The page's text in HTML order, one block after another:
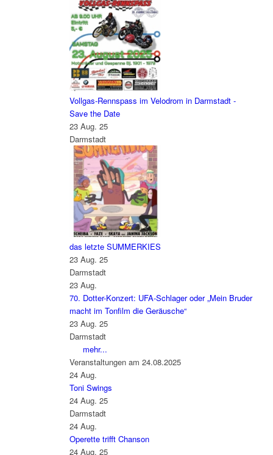
Vollgas-Rennspass im Velodrom in Darmstadt -
Save the Date
23 Aug. 25
Darmstadt
das letzte SUMMERKIES
23 Aug. 25
Darmstadt
23 Aug.
70. Dotter-Konzert: UFA-Schlager oder „Mein Bruder
macht im Tonfilm die Geräusche“
23 Aug. 25
Darmstadt
mehr...
Veranstaltungen am 24.08.2025
24 Aug.
Toni Swings
24 Aug. 25
Darmstadt
24 Aug.
Operette trifft Chanson
24 Aug. 25